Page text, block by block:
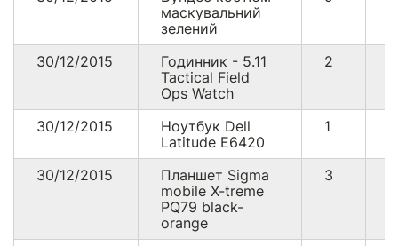
маскувальний
зелений
30/12/2015
Годинник - 5.11
Tactical Field
Ops Watch
2
30/12/2015
Ноутбук Dell
Latitude E6420
1
30/12/2015
Планшет Sigma
mobile X-treme
PQ79 black-
orange
3